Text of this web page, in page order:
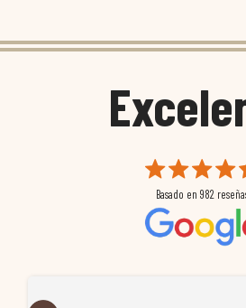
Basado en 982